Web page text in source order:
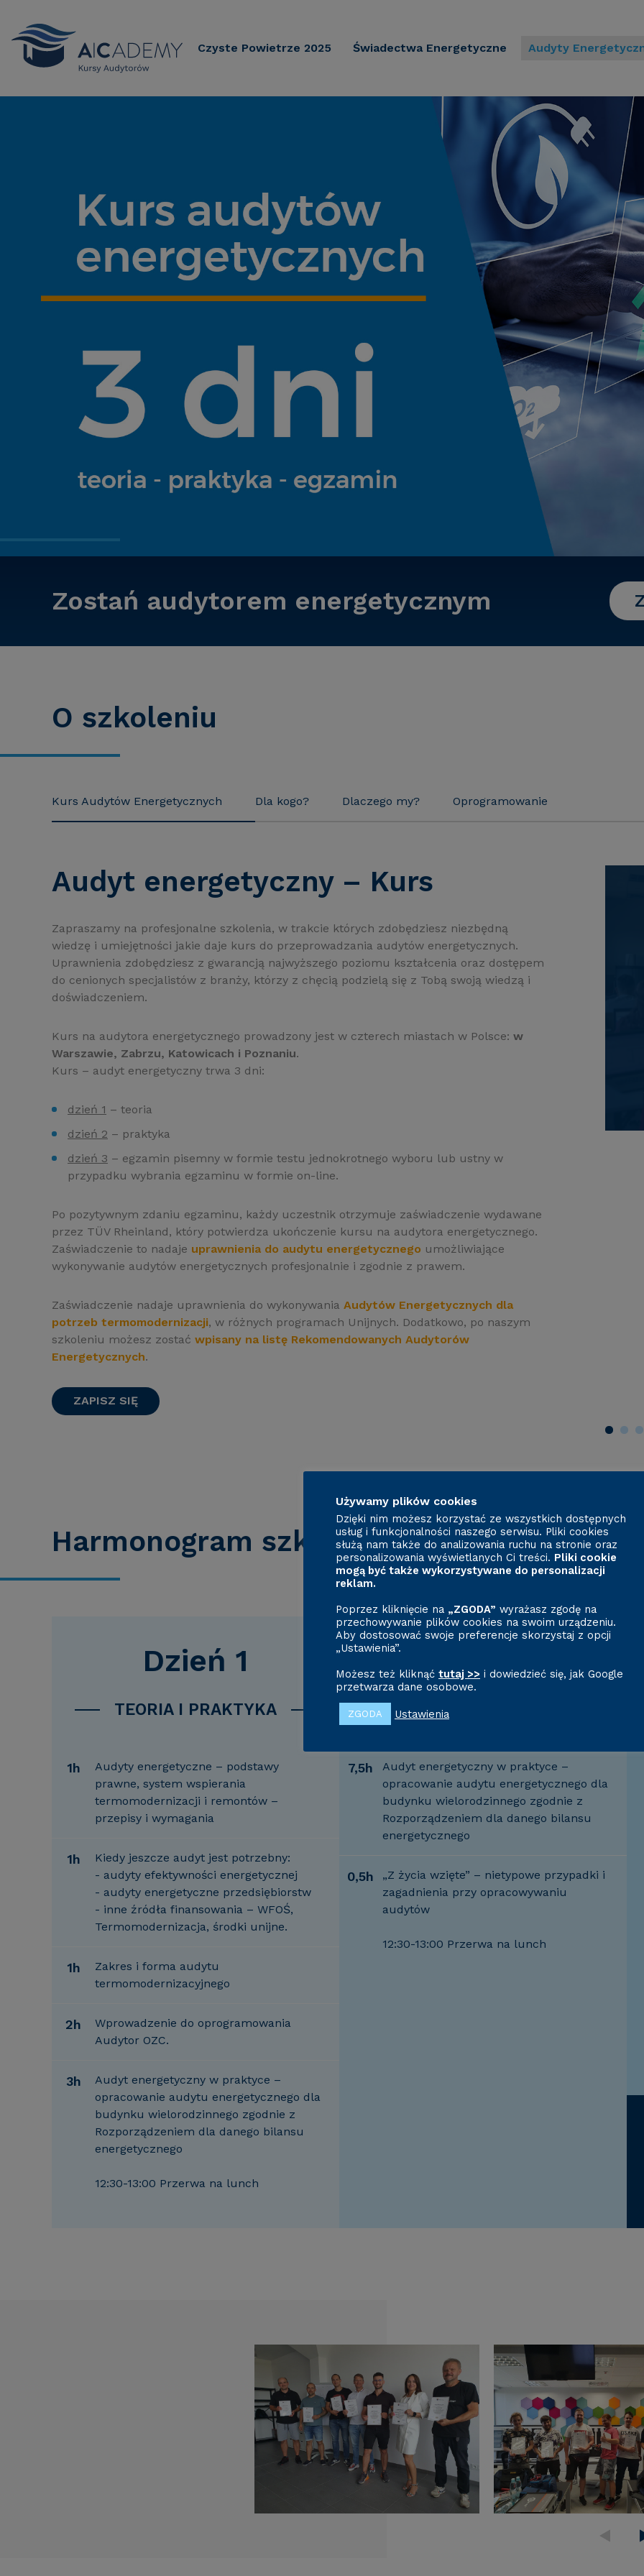
Czyste Powietrze 2025 Świadectwa Energetyczne Audyty
Zostań audytorem energetycznym
O szkoleniu
Kurs Audytów Energetycznych Dla kogo? Dlaczego my? Oprogramowanie
Audyt energetyczny – Kurs
Zapraszamy na profesjonalne szkolenia, w trakcie których zdobędziesz niezbędną
wiedzę i umiejętności jakie daje kurs do przeprowadzania audytów energetycznych.
Uprawnienia zdobędziesz z gwarancją najwyższego poziomu kształcenia oraz dostępem
do cenionych specjalistów z branży, którzy z chęcią podzielą się z Tobą swoją wiedzą i
doświadczeniem.
Kurs na audytora energetycznego prowadzony jest w czterech miastach w Polsce: w
Warszawie, Zabrzu, Katowicach i Poznaniu.
Kurs – audyt energetyczny trwa 3 dni:
dzień 1 – teoria
dzień 2 – praktyka
dzień 3 – egzamin pisemny w formie testu jednokrotnego wyboru lub ustny w
przypadku wybrania egzaminu w formie on-line.
Po pozytywnym zdaniu egzaminu, każdy uczestnik otrzymuje zaświadczenie wydawane
przez TÜV Rheinland, który potwierdza ukończenie kursu na audytora energetycznego.
Zaświadczenie to nadaje uprawnienia do audytu energetycznego umożliwiające
wykonywanie audytów energetycznych profesjonalnie i zgodnie z prawem.
Zaświadczenie nadaje uprawnienia do wykonywania Audytów Energetycznych dla
potrzeb termomodernizacji, w różnych programach Unijnych. Dodatkowo, po naszym
szkoleniu możesz zostać wpisany na listę Rekomendowanych Audytorów
Energetycznych.
ZAPISZ SIĘ
Harmonogram szkolenia - Audyt
Dzień 1
TEORIA I PRAKTYKA
1h
Audyty energetyczne – podstawy
prawne, system wspierania
termomodernizacji i remontów –
przepisy i wymagania
1h
Kiedy jeszcze audyt jest potrzebny:
- audyty efektywności energetycznej
- audyty energetyczne przedsiębiorstw
- inne źródła finansowania – WFOŚ,
Termomodernizacja, środki unijne.
1h
Zakres i forma audytu
termomodernizacyjnego
2h
Wprowadzenie do oprogramowania
Audytor OZC.
3h
Audyt energetyczny w praktyce –
opracowanie audytu energetycznego dla
budynku wielorodzinnego zgodnie z
Rozporządzeniem dla danego bilansu
energetycznego
12:30-13:00 Przerwa na lunch
Dzień 2
PRAKTYKA
7,5h
Audyt energetyczny w praktyce –
opracowanie audytu energetycznego dla
budynku wielorodzinnego zgodnie z
Rozporządzeniem dla danego bilansu
energetycznego
0,5h
„Z życia wzięte” – nietypowe przypadki i
zagadnienia przy opracowywaniu
audytów
12:30-13:00 Przerwa na lunch
Używamy plików cookies
Dzięki nim możesz korzystać ze wszystkich dostępnych
usług i funkcjonalności naszego serwisu. Pliki cookies
służą nam także do analizowania ruchu na stronie oraz
personalizowania wyświetlanych Ci treści. Pliki cookie
mogą być także wykorzystywane do personalizacji
reklam.
Poprzez kliknięcie na „ZGODA” wyrażasz zgodę na
przechowywanie plików cookies na swoim urządzeniu.
Aby dostosować swoje preferencje skorzystaj z opcji
„Ustawienia”.
Możesz też kliknąć tutaj >> i dowiedzieć się, jak Google
przetwarza dane osobowe.
ZGODA Ustawienia